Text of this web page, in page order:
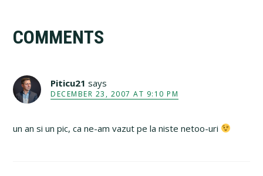
Interactions
COMMENTS
Piticu21 says
DECEMBER 23, 2007 AT 9:10 PM
un an si un pic, ca ne-am vazut pe la niste netoo-uri